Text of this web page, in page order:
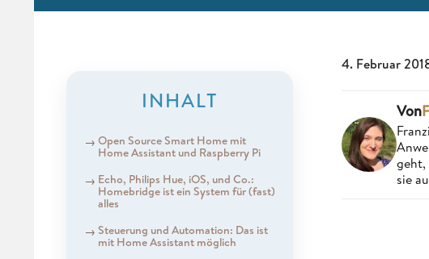
INHALT
Open Source Smart Home mit
Home Assistant und Raspberry Pi
Echo, Philips Hue, iOS, und Co.:
Homebridge ist ein System für (fast)
alles
Steuerung und Automation: Das ist
mit Home Assistant möglich
4. Februar
Von
geht,
sie